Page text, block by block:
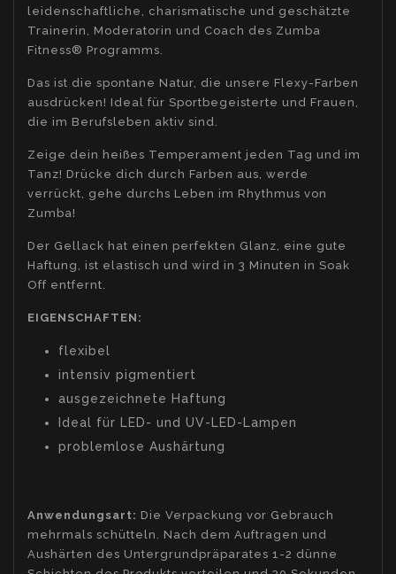
leidenschaftliche, charismatische und geschätzte
Trainerin, Moderatorin und Coach des Zumba
Fitness® Programms.
Das ist die spontane Natur, die unsere Flexy-Farben
ausdrücken! Ideal für Sportbegeisterte und Frauen,
die im Berufsleben aktiv sind.
Zeige dein heißes Temperament jeden Tag und im
Tanz! Drücke dich durch Farben aus, werde
verrückt, gehe durchs Leben im Rhythmus von
Zumba!
Der Gellack hat einen perfekten Glanz, eine gute
Haftung, ist elastisch und wird in 3 Minuten in Soak
Off entfernt.
EIGENSCHAFTEN:
flexibel
intensiv pigmentiert
ausgezeichnete Haftung
Ideal für LED- und UV-LED-Lampen
problemlose Aushärtung
Anwendungsart: Die Verpackung vor Gebrauch
mehrmals schütteln. Nach dem Auftragen und
Aushärten des Untergrundpräparates 1-2 dünne